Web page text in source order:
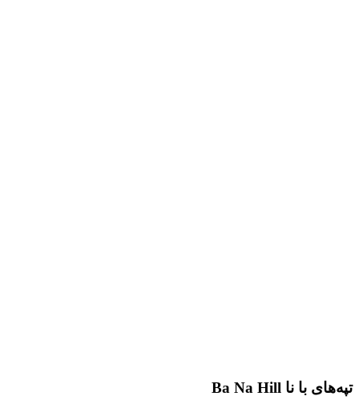
تپه‌های با نا Ba Na Hill